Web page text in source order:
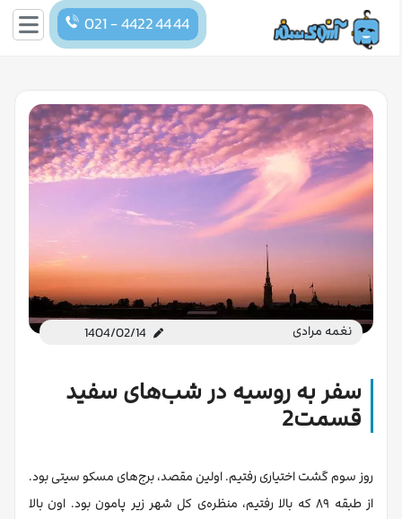
021 - 4422 44 44
نغمه مرادی 1404/02/14
سفر به روسیه در شب‌های سفید
قسمت2
روز سوم گشت اختیاری رفتیم. اولین مقصد، برج‌های مسکو سیتی بود.
از طبقه ۸۹ که بالا رفتیم، منظره‌ی کل شهر زیر پامون بود. اون بالا